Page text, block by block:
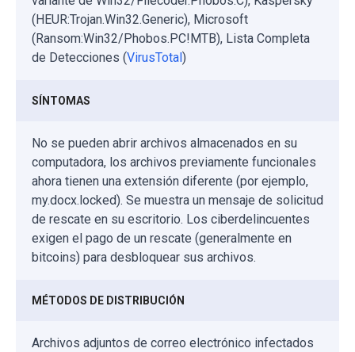
(HEUR:Trojan.Win32.Generic), Microsoft
(Ransom:Win32/Phobos.PC!MTB), Lista Completa
de Detecciones (VirusTotal )
SÍNTOMAS
No se pueden abrir archivos almacenados en su
computadora, los archivos previamente funcionales
ahora tienen una extensión diferente (por ejemplo,
my.docx.locked). Se muestra un mensaje de solicitud
de rescate en su escritorio. Los ciberdelincuentes
exigen el pago de un rescate (generalmente en
bitcoins) para desbloquear sus archivos.
MÉTODOS DE DISTRIBUCIÓN
Archivos adjuntos de correo electrónico infectados